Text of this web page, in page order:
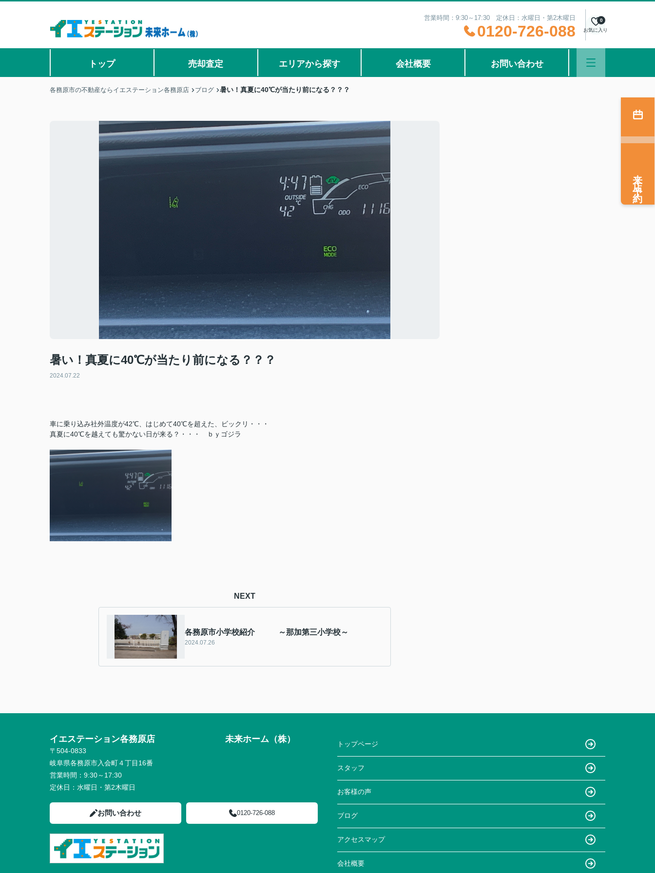
営業時間：9:30～17:30 定休日：水曜日・第2木曜日
0120-726-088 お気に入り
0
トップ 売却査定 エリアから探す 会社概要 お問い合わせ
各務原市の不動産ならイエステーション各務原店 ブログ 暑い！真夏に40℃が当たり前になる？？？
暑い！真夏に40℃が当たり前になる？？？
2024.07.22
車に乗り込み社外温度が42℃、はじめて40℃を超えた、ビックリ・・・
真夏に40℃を越えても驚かない日が来る？・・・ ｂｙゴジラ
NEXT
各務原市小学校紹介 ～那加第三小学校～
2024.07.26
来店予約
イエステーション各務原店 未来ホーム（株）
〒504-0833
岐阜県各務原市入会町４丁目16番
営業時間： 9:30～17:30
定休日： 水曜日・第2木曜日
お問い合わせ 0120-726-088
トップページ
スタッフ
お客様の声
ブログ
アクセスマップ
会社概要